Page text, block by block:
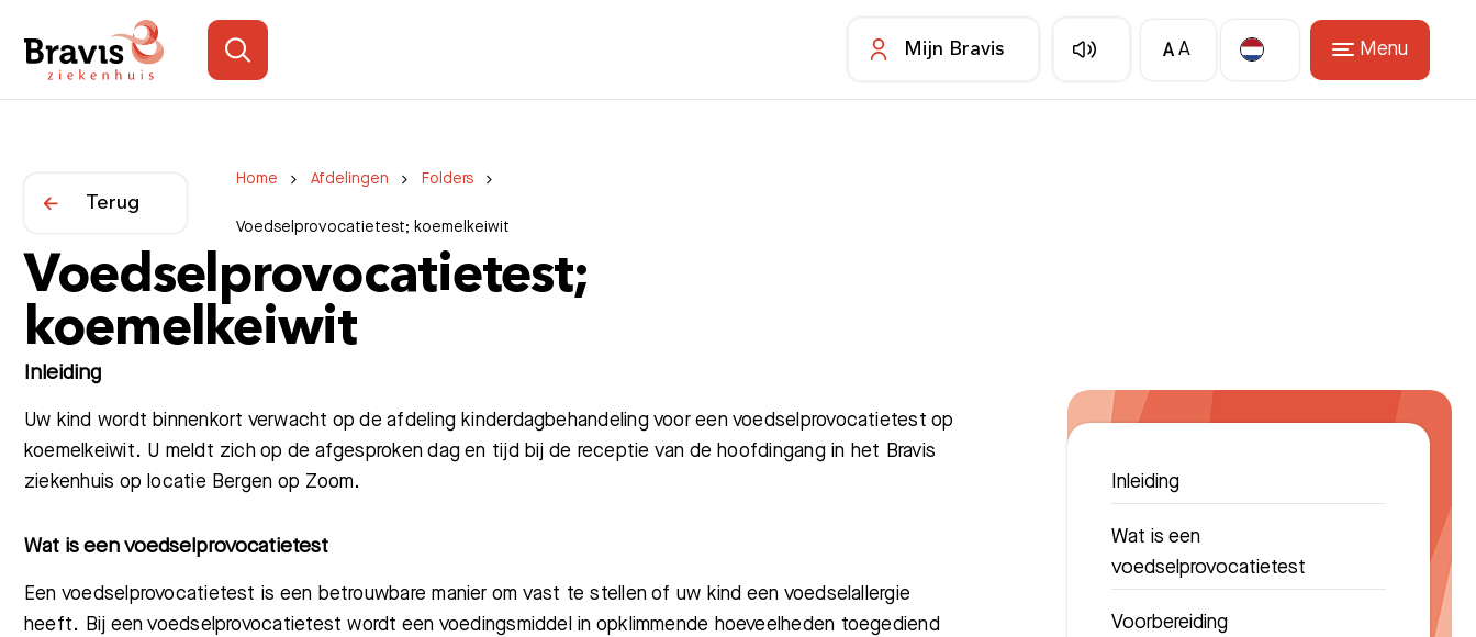
Mijn Bravis A A Menu
Home Afdelingen Folders
Voedselprovocatietest; koemelkeiwit
Terug
Voedselprovocatietest;
koemelkeiwit
Inleiding
Uw kind wordt binnenkort verwacht op de afdeling kinderdagbehandeling voor een voedselprovocatietest op
koemelkeiwit. U meldt zich op de afgesproken dag en tijd bij de receptie van de hoofdingang in het Bravis
ziekenhuis op locatie Bergen op Zoom.
Wat is een voedselprovocatietest
Een voedselprovocatietest is een betrouwbare manier om vast te stellen of uw kind een voedselallergie
heeft. Bij een voedselprovocatietest wordt een voedingsmiddel in opklimmende hoeveelheden toegediend
Inleiding
Wat is een
voedselprovocatietest
Voorbereiding